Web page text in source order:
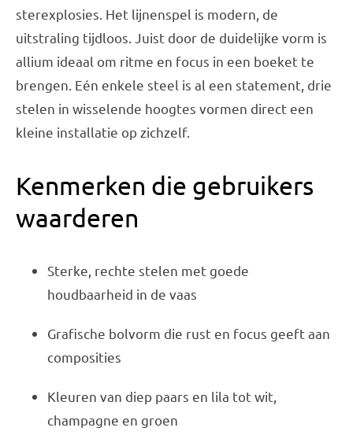
sterexplosies. Het lijnenspel is modern, de
uitstraling tijdloos. Juist door de duidelijke vorm is
allium ideaal om ritme en focus in een boeket te
brengen. Eén enkele steel is al een statement, drie
stelen in wisselende hoogtes vormen direct een
kleine installatie op zichzelf.
Kenmerken die gebruikers
waarderen
Sterke, rechte stelen met goede
houdbaarheid in de vaas
Grafische bolvorm die rust en focus geeft aan
composities
Kleuren van diep paars en lila tot wit,
champagne en groen